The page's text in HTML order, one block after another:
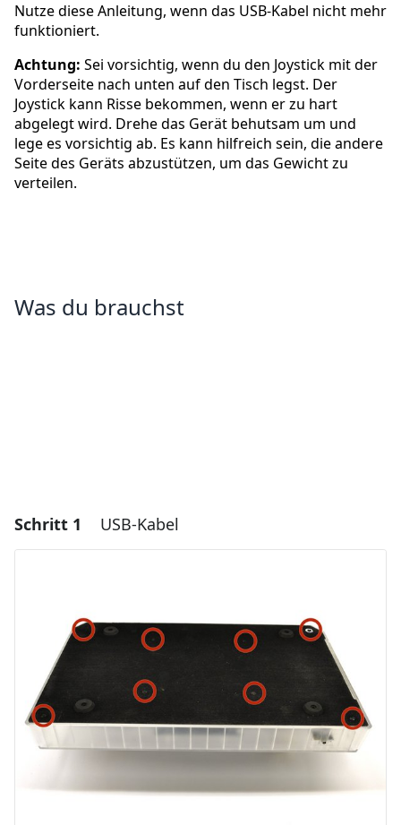
Nutze diese Anleitung, wenn das USB-Kabel nicht mehr
funktioniert.
Achtung: Sei vorsichtig, wenn du den Joystick mit der
Vorderseite nach unten auf den Tisch legst. Der
Joystick kann Risse bekommen, wenn er zu hart
abgelegt wird. Drehe das Gerät behutsam um und
lege es vorsichtig ab. Es kann hilfreich sein, die andere
Seite des Geräts abzustützen, um das Gewicht zu
verteilen.
Was du brauchst
Schritt 1 USB-Kabel